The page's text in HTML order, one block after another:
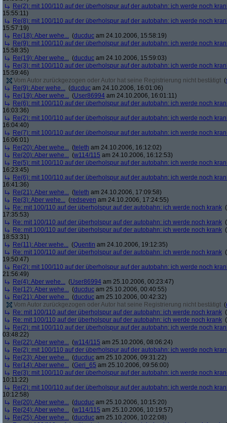
Re(2): mit 100/110 auf der überholspur auf der autobahn: ich werde noch
15:55:11)
Re(8): mit 100/110 auf der überholspur auf der autobahn: ich werde noch
15:57:19)
Re(18): Aber wehe... (ducduc am 24.10.2006, 15:58:19)
Re(9): mit 100/110 auf der überholspur auf der autobahn: ich werde noch
15:58:35)
Re(19): Aber wehe... (ducduc am 24.10.2006, 15:59:03)
Re(3): mit 100/110 auf der überholspur auf der autobahn: ich werde noch
15:59:46)
Vom Autor zurückgezogen oder Autor hat seine Registrierung nicht bestätigt (
Re(9): Aber wehe... (ducduc am 24.10.2006, 16:01:06)
Re(19): Aber wehe... (User86994 am 24.10.2006, 16:01:11)
Re(6): mit 100/110 auf der überholspur auf der autobahn: ich werde noch
16:03:36)
Re(2): mit 100/110 auf der überholspur auf der autobahn: ich werde noch
16:04:40)
Re(7): mit 100/110 auf der überholspur auf der autobahn: ich werde noch
16:06:01)
Re(20): Aber wehe... (teleth am 24.10.2006, 16:12:02)
Re(20): Aber wehe... (w114/115 am 24.10.2006, 16:12:53)
Re(5): mit 100/110 auf der überholspur auf der autobahn: ich werde noch
16:23:45)
Re(6): mit 100/110 auf der überholspur auf der autobahn: ich werde noch
16:41:36)
Re(21): Aber wehe... (teleth am 24.10.2006, 17:09:58)
Re(3): Aber wehe... (redseven am 24.10.2006, 17:24:55)
Re: mit 100/110 auf der überholspur auf der autobahn: ich werde noch krank (
17:35:53)
Re: mit 100/110 auf der überholspur auf der autobahn: ich werde noch krank (
Re: mit 100/110 auf der überholspur auf der autobahn: ich werde noch krank (
18:53:31)
Re(11): Aber wehe... (Quentin am 24.10.2006, 19:12:35)
Re: mit 100/110 auf der überholspur auf der autobahn: ich werde noch krank (
19:50:47)
Re(2): mit 100/110 auf der überholspur auf der autobahn: ich werde noch
21:56:49)
Re(4): Aber wehe... (User86994 am 25.10.2006, 00:23:47)
Re(12): Aber wehe... (ducduc am 25.10.2006, 00:40:55)
Re(21): Aber wehe... (ducduc am 25.10.2006, 00:42:32)
Vom Autor zurückgezogen oder Autor hat seine Registrierung nicht bestätigt (
Re: mit 100/110 auf der überholspur auf der autobahn: ich werde noch krank (
Re: mit 100/110 auf der überholspur auf der autobahn: ich werde noch krank (
Re(2): mit 100/110 auf der überholspur auf der autobahn: ich werde noch
03:48:22)
Re(22): Aber wehe... (w114/115 am 25.10.2006, 08:06:24)
Re(2): mit 100/110 auf der überholspur auf der autobahn: ich werde noch
Re(23): Aber wehe... (ducduc am 25.10.2006, 09:31:22)
Re(14): Aber wehe... (Geri_65 am 25.10.2006, 09:56:00)
Re(3): mit 100/110 auf der überholspur auf der autobahn: ich werde noch
10:11:22)
Re(2): mit 100/110 auf der überholspur auf der autobahn: ich werde noch
10:12:58)
Re(20): Aber wehe... (ducduc am 25.10.2006, 10:15:20)
Re(24): Aber wehe... (w114/115 am 25.10.2006, 10:19:57)
Re(25): Aber wehe... (ducduc am 25.10.2006, 10:22:08)